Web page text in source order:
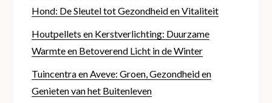
Hond: De Sleutel tot Gezondheid en Vitaliteit
Houtpellets en Kerstverlichting: Duurzame
Warmte en Betoverend Licht in de Winter
Tuincentra en Aveve: Groen, Gezondheid en
Genieten van het Buitenleven